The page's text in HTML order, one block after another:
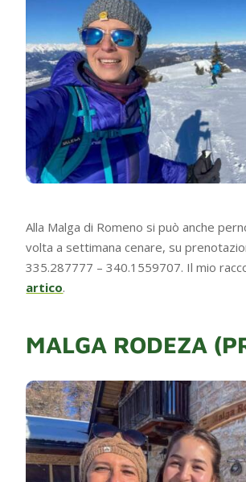
Alla Malga di Romeno si può anche
volta a settimana cenare, su
335.287777 – 340.1559707. Il mio
artico.
MALGA RODEZA